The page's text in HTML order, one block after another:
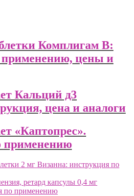
Комплигам B:
применению, цены и
Кальций д3
цена и аналоги
«Каптопрес».
применению
2 мг Визанна: инструкция по
ретард капсулы 0,4 мг
по применению